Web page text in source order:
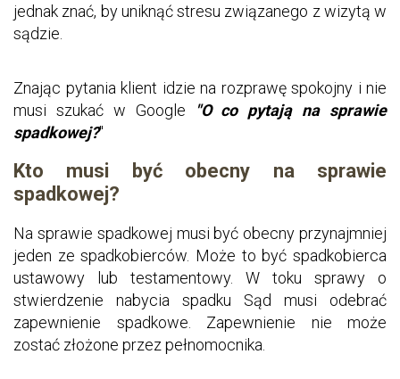
jednak znać, by uniknąć stresu związanego z wizytą w
sądzie.
Znając pytania klient idzie na rozprawę spokojny i nie
musi szukać w Google
"O co pytają na sprawie
spadkowej?"
Kto musi być obecny na sprawie
spadkowej?
Na sprawie spadkowej musi być obecny przynajmniej
jeden ze spadkobierców. Może to być spadkobierca
ustawowy lub testamentowy. W toku sprawy o
stwierdzenie nabycia spadku Sąd musi odebrać
zapewnienie spadkowe. Zapewnienie nie może
zostać złożone przez pełnomocnika.